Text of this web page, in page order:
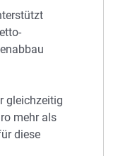
gleichzeitig
mehr als
diese